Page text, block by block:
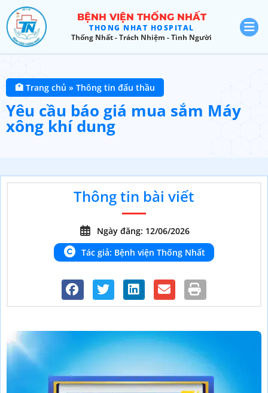
BỆNH VIỆN THỐNG NHẤT
THONG NHAT HOSPITAL
Thống Nhất - Trách Nhiệm - Tình Người
🏥 Trang chủ » Thông tin đấu thầu
Yêu cầu báo giá mua sắm Máy
xông khí dung
Thông tin bài viết
Ngày đăng: 12/06/2026
Tác giả: Bệnh viện Thống Nhất